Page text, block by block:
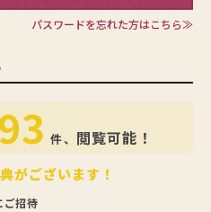
パスワードを忘れた方はこちら≫
件、 閲覧可能！
がございます！
ご招待